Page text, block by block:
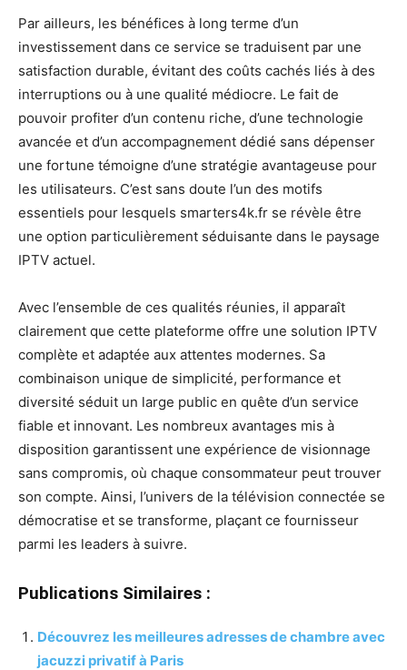
Par ailleurs, les bénéfices à long terme d’un
investissement dans ce service se traduisent par une
satisfaction durable, évitant des coûts cachés liés à des
interruptions ou à une qualité médiocre. Le fait de
pouvoir profiter d’un contenu riche, d’une technologie
avancée et d’un accompagnement dédié sans dépenser
une fortune témoigne d’une stratégie avantageuse pour
les utilisateurs. C’est sans doute l’un des motifs
essentiels pour lesquels smarters4k.fr se révèle être
une option particulièrement séduisante dans le paysage
IPTV actuel.
Avec l’ensemble de ces qualités réunies, il apparaît
clairement que cette plateforme offre une solution IPTV
complète et adaptée aux attentes modernes. Sa
combinaison unique de simplicité, performance et
diversité séduit un large public en quête d’un service
fiable et innovant. Les nombreux avantages mis à
disposition garantissent une expérience de visionnage
sans compromis, où chaque consommateur peut trouver
son compte. Ainsi, l’univers de la télévision connectée se
démocratise et se transforme, plaçant ce fournisseur
parmi les leaders à suivre.
Publications Similaires :
Découvrez les meilleures adresses de chambre avec
jacuzzi privatif à Paris